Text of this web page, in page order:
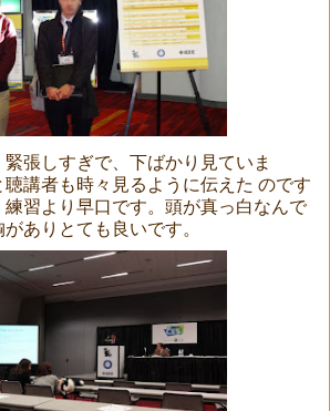
張しすぎで、下ばかり見ていま
講者も時々見るように伝えた のです
習より早口です。頭が真っ白なんで
ありとても良いです。